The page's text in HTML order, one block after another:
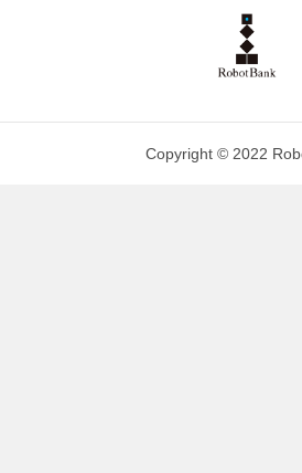
Copyright © 2022